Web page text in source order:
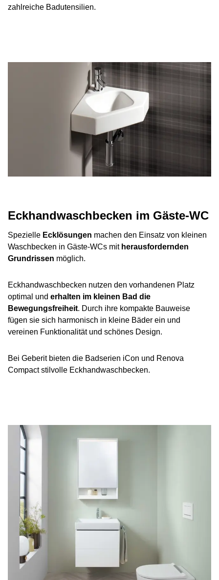
zahlreiche Badutensilien.
Eckhandwaschbecken im Gäste-WC
Spezielle Ecklösungen machen den Einsatz von kleinen
Waschbecken in Gäste-WCs mit herausfordernden
Grundrissen möglich.
Eckhandwaschbecken nutzen den vorhandenen Platz
optimal und erhalten im kleinen Bad die
Bewegungsfreiheit. Durch ihre kompakte Bauweise
fügen sie sich harmonisch in kleine Bäder ein und
vereinen Funktionalität und schönes Design.
Bei Geberit bieten die Badserien iCon und Renova
Compact stilvolle Eckhandwaschbecken.